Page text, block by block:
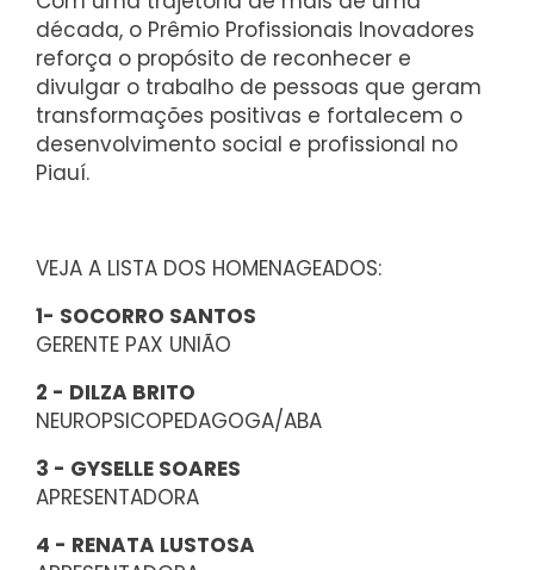
década, o Prêmio Profissionais Inovadores
reforça o propósito de reconhecer e
divulgar o trabalho de pessoas que geram
transformações positivas e fortalecem o
desenvolvimento social e profissional no
Piauí.
VEJA A LISTA DOS HOMENAGEADOS:
1- SOCORRO SANTOS
GERENTE PAX UNIÃO
2 - DILZA BRITO
NEUROPSICOPEDAGOGA/ABA
3 - GYSELLE SOARES
APRESENTADORA
4 - RENATA LUSTOSA